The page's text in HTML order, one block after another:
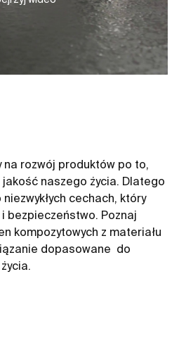
na rozwój produktów po to,
jakość naszego życia. Dlatego
cechach, który
bezpieczeństwo. Poznaj
kompozytowych z materiału
dopasowane ​ do